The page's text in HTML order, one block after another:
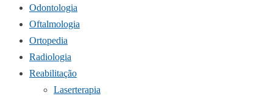
Odontologia
Oftalmologia
Ortopedia
Radiologia
Reabilitação
Laserterapia